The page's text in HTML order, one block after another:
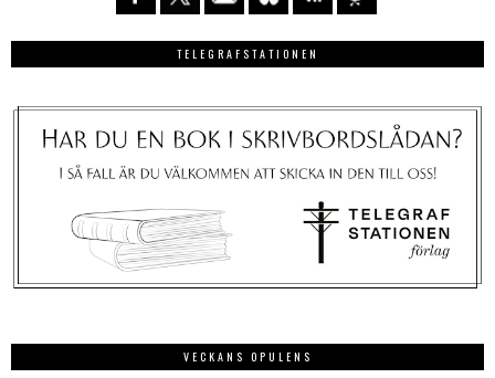
TELEGRAFSTATIONEN
VECKANS OPULENS